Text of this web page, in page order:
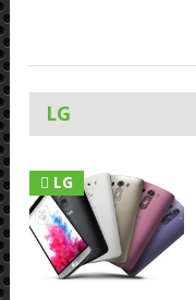
LG
LG